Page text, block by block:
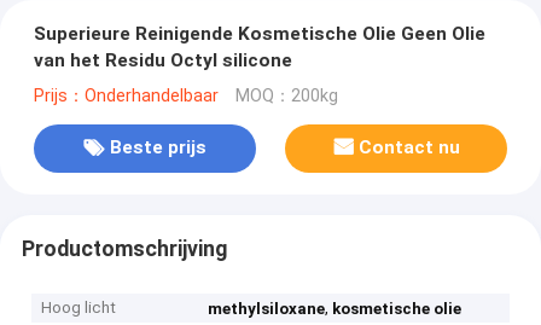
Superieure Reinigende Kosmetische Olie Geen Olie
van het Residu Octyl silicone
Prijs：Onderhandelbaar MOQ：200kg
Beste prijs Contact nu
Productomschrijving
Hoog licht methylsiloxane, kosmetische olie